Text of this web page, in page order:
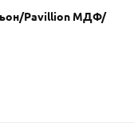
Pavillion МДФ/